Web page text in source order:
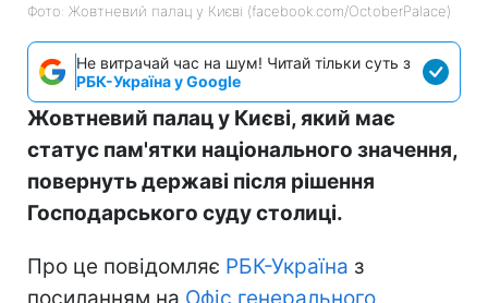
Фото: Жовтневий палац у Києві (facebook.com/OctoberPalace)
Не витрачай час на шум! Читай тільки суть з
РБК-Україна у Google
Жовтневий палац у Києві, який має
статус пам'ятки національного значення,
повернуть державі після рішення
Господарського суду столиці.
Про це повідомляє РБК-Україна з
посиланням на Офіс генерального